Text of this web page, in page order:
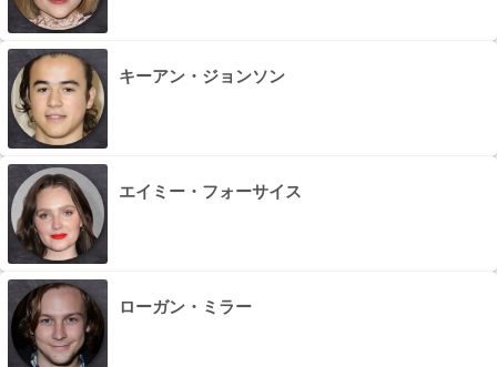
キーアン・ジョンソン
エイミー・フォーサイス
ローガン・ミラー